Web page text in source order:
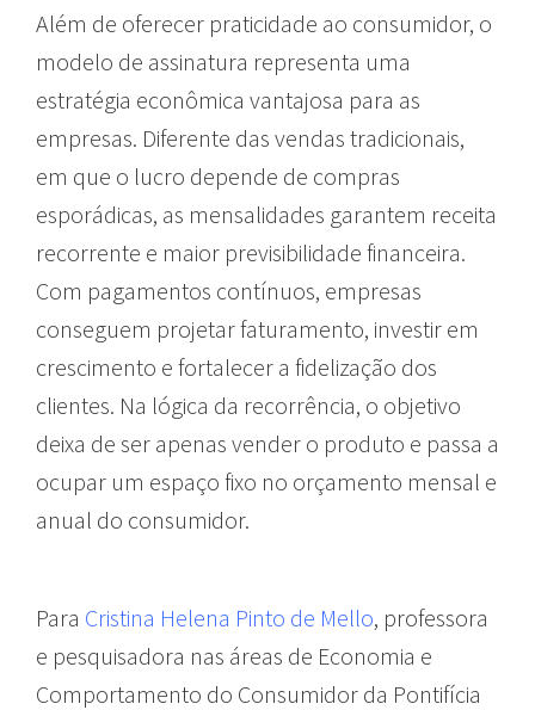
Além de oferecer praticidade ao consumidor, o
modelo de assinatura representa uma
estratégia econômica vantajosa para as
empresas. Diferente das vendas tradicionais,
em que o lucro depende de compras
esporádicas, as mensalidades garantem receita
recorrente e maior previsibilidade financeira.
Com pagamentos contínuos, empresas
conseguem projetar faturamento, investir em
crescimento e fortalecer a fidelização dos
clientes. Na lógica da recorrência, o objetivo
deixa de ser apenas vender o produto e passa a
ocupar um espaço fixo no orçamento mensal e
anual do consumidor.
Para Cristina Helena Pinto de Mello, professora
e pesquisadora nas áreas de Economia e
Comportamento do Consumidor da Pontifícia